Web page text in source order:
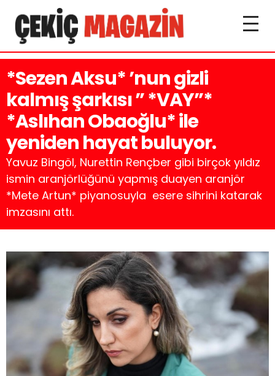
*Sezen Aksu* ’nun gizli
kalmış şarkısı ” *VAY”*
*Aslıhan Obaoğlu* ile
yeniden hayat buluyor.
Yavuz Bingöl, Nurettin Rençber gibi birçok yıldız
ismin aranjörlüğünü yapmış duayen aranjör
*Mete Artun* piyanosuyla esere sihrini katarak
imzasını attı.